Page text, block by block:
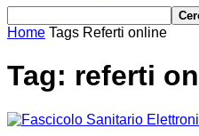
Home Tags Referti online
Tag: referti